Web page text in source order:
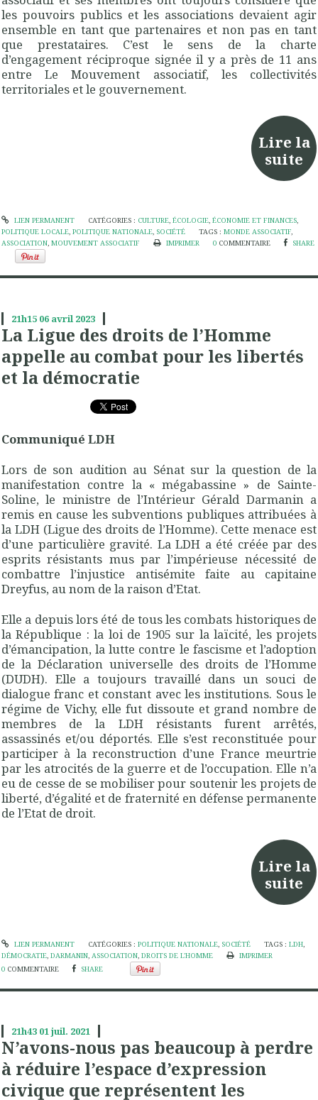
les pouvoirs publics et les associations devaient agir
ensemble en tant que partenaires et non pas en tant
que prestataires. C’est le sens de la charte
d’engagement réciproque signée il y a près de 11 ans
entre Le Mouvement associatif, les collectivités
territoriales et le gouvernement.
Lire la
suite
LIEN PERMANENT CATÉGORIES : CULTURE, ÉCOLOGIE, ÉCONOMIE ET FINANCES,
POLITIQUE LOCALE, POLITIQUE NATIONALE, SOCIÉTÉ TAGS :MONDE ASSOCIATIF,
ASSOCIATION, MOUVEMENT ASSOCIATIF IMPRIMER 0 COMMENTAIRE SHARE
21h15 06 avril 2023
La Ligue des droits de l’Homme
appelle au combat pour les libertés
et la démocratie
Communiqué LDH
Lors de son audition au Sénat sur la question de la
manifestation contre la « mégabassine » de Sainte-
Soline, le ministre de l’Intérieur Gérald Darmanin a
remis en cause les subventions publiques attribuées à
la LDH (Ligue des droits de l’Homme). Cette menace est
d’une particulière gravité. La LDH a été créée par des
esprits résistants mus par l’impérieuse nécessité de
combattre l’injustice antisémite faite au capitaine
Dreyfus, au nom de la raison d’Etat.
Elle a depuis lors été de tous les combats historiques de
la République : la loi de 1905 sur la laïcité, les projets
d’émancipation, la lutte contre le fascisme et l’adoption
de la Déclaration universelle des droits de l’Homme
(DUDH). Elle a toujours travaillé dans un souci de
dialogue franc et constant avec les institutions. Sous le
régime de Vichy, elle fut dissoute et grand nombre de
membres de la LDH résistants furent arrêtés,
assassinés et/ou déportés. Elle s’est reconstituée pour
participer à la reconstruction d’une France meurtrie
par les atrocités de la guerre et de l’occupation. Elle n’a
eu de cesse de se mobiliser pour soutenir les projets de
liberté, d’égalité et de fraternité en défense permanente
de l’Etat de droit.
Lire la
suite
LIEN PERMANENT CATÉGORIES : POLITIQUE NATIONALE, SOCIÉTÉ TAGS :LDH,
DÉMOCRATIE, DARMANIN, ASSOCIATION, DROITS DE L'HOMME
IMPRIMER
0 COMMENTAIRE SHARE
21h43 01juil. 2021
N’avons-nous pas beaucoup à perdre
à réduire l’espace d’expression
civique que représentent les